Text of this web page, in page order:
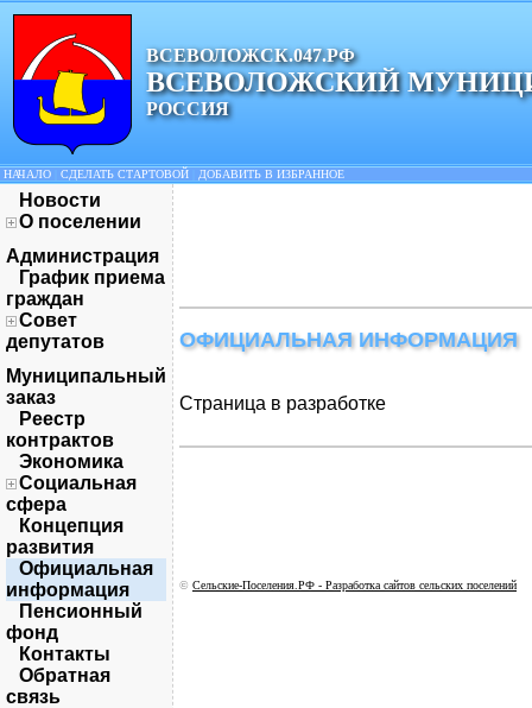
ВСЕВОЛОЖСК.047.РФ
ВСЕВОЛОЖСКИЙ
РОССИЯ
НАЧАЛО СДЕЛАТЬ СТАРТОВОЙ ДОБАВИТЬ В ИЗБРАННОЕ
Новости
О поселении
Администрация
График приема
граждан
Совет
депутатов
Муниципальный
заказ
Реестр
контрактов
Экономика
Социальная
сфера
Концепция
развития
Официальная
информация
Пенсионный
фонд
Контакты
Обратная
связь
ОФИЦИАЛЬНАЯ ИНФОРМАЦИЯ
Страница в разработке
© Сельские-Поселения.РФ - Разработка сайтов сельских поселений